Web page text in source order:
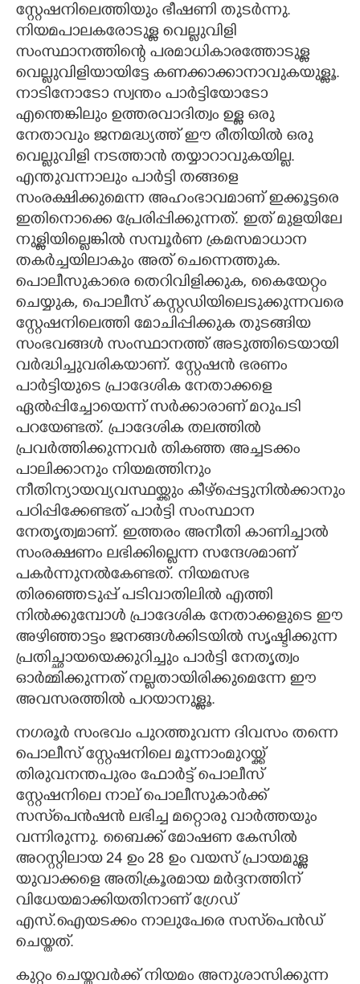
സ്റ്റേഷനിലെത്തിയും ഭീഷണി തുടർന്നു.
നിയമപാലകരോടുള്ള വെല്ലുവിളി
സംസ്ഥാനത്തിന്റെ പരമാധികാരത്തോടുള്ള
വെല്ലുവിളിയായിട്ടേ കണക്കാക്കാനാവുകയുള്ളൂ.
നാടിനോടോ സ്വന്തം പാർട്ടിയോടോ
എന്തെങ്കിലും ഉത്തരവാദിത്വം ഉള്ള ഒരു
നേതാവും ജനമദ്ധ്യത്ത് ഇ‌ൗ രീതിയിൽ ഒരു
വെല്ലുവിളി നടത്താൻ തയ്യാറാവുകയില്ല.
എന്തുവന്നാലും പാർട്ടി തങ്ങളെ
സംരക്ഷിക്കുമെന്ന അഹംഭാവമാണ് ഇക്കൂട്ടരെ
ഇതിനൊക്കെ പ്രേരിപ്പിക്കുന്നത്. ഇത് മുളയിലേ
നുള്ളിയില്ലെങ്കിൽ സമ്പൂർണ ക്രമസമാധാന
തകർച്ചയിലാകും അത് ചെന്നെത്തുക.
പൊലീസുകാരെ തെറിവിളിക്കുക, കൈയേറ്റം
ചെയ്യുക, പൊലീസ് കസ്റ്റഡിയിലെടുക്കുന്നവരെ
സ്റ്റേഷനിലെത്തി മോചിപ്പിക്കുക തുടങ്ങിയ
സംഭവങ്ങൾ സംസ്ഥാനത്ത് അടുത്തിടെയായി
വർദ്ധിച്ചുവരികയാണ്. സ്റ്റേഷൻ ഭരണം
പാർട്ടിയുടെ പ്രാദേശിക നേതാക്കളെ
ഏൽപ്പിച്ചോയെന്ന് സർക്കാരാണ് മറുപടി
പറയേണ്ടത്. പ്രാദേശിക തലത്തിൽ
പ്രവർത്തിക്കുന്നവർ തികഞ്ഞ അച്ചടക്കം
പാലിക്കാനും നിയമത്തിനും
നീതിന്യായവ്യവസ്ഥയ്ക്കും കീഴ്പ്പെട്ടുനിൽക്കാനും
പഠിപ്പിക്കേണ്ടത് പാർട്ടി സംസ്ഥാന
നേതൃത്വമാണ്. ഇത്തരം അനീതി കാണിച്ചാൽ
സംരക്ഷണം ലഭിക്കില്ലെന്ന സന്ദേശമാണ്
പകർന്നുനൽകേണ്ടത്. നിയമസഭ
തിരഞ്ഞെടുപ്പ് പടിവാതിലിൽ എത്തി
നിൽക്കുമ്പോൾ പ്രാദേശിക നേതാക്കളുടെ ഇ‌ൗ
അഴിഞ്ഞാട്ടം ജനങ്ങൾക്കിടയിൽ സൃഷ്ടിക്കുന്ന
പ്രതിച്ഛായയെക്കുറിച്ചും പാർട്ടി നേതൃത്വം
ഓർമ്മിക്കുന്നത് നല്ലതായിരിക്കുമെന്നേ ഇ‌ൗ
അവസരത്തിൽ പറയാനുള്ളൂ.
നഗരൂർ സംഭവം പുറത്തുവന്ന ദിവസം തന്നെ
പൊലീസ് സ്റ്റേഷനിലെ മൂന്നാംമുറയ്ക്ക്
തിരുവനന്തപുരം ഫോർട്ട് പൊലീസ്
സ്റ്റേഷനിലെ നാല് പൊലീസുകാർക്ക്
സസ്‌പെൻഷൻ ലഭിച്ച മറ്റൊരു വാർത്തയും
വന്നിരുന്നു. ബൈക്ക് മോഷണ കേസിൽ
അറസ്റ്റിലായ 24 ഉം 28 ഉം വയസ് പ്രായമുള്ള
യുവാക്കളെ അതിക്രൂരമായ മർദ്ദനത്തിന്
വിധേയമാക്കിയതിനാണ് ഗ്രേഡ്
എസ്.ഐയടക്കം നാലുപേരെ സസ്‌പെൻഡ്
ചെയ്തത്.
കുറ്റം ചെയ്തവർക്ക് നിയമം അനുശാസിക്കുന്ന